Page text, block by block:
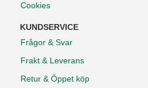
Cookies
KUNDSERVICE
Frågor & Svar
Frakt & Leverans
Retur & Öppet köp